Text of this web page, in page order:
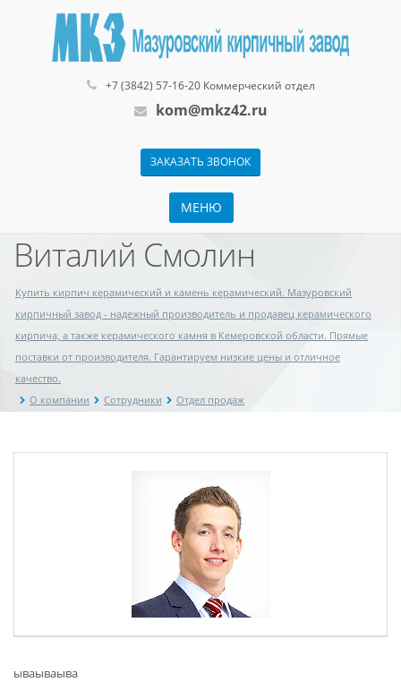
+7 (3842) 57-16-20 Коммерческий отдел
kom@mkz42.ru
ЗАКАЗАТЬ ЗВОНОК
МЕНЮ
Виталий Смолин
Купить кирпич керамический и камень керамический. Мазуровский
кирпичный завод - надежный производитель и продавец керамического
кирпича, а также керамического камня в Кемеровской области. Прямые
поставки от производителя. Гарантируем низкие цены и отличное
качество.
О компании
Сотрудники Отдел продаж
ываываыва